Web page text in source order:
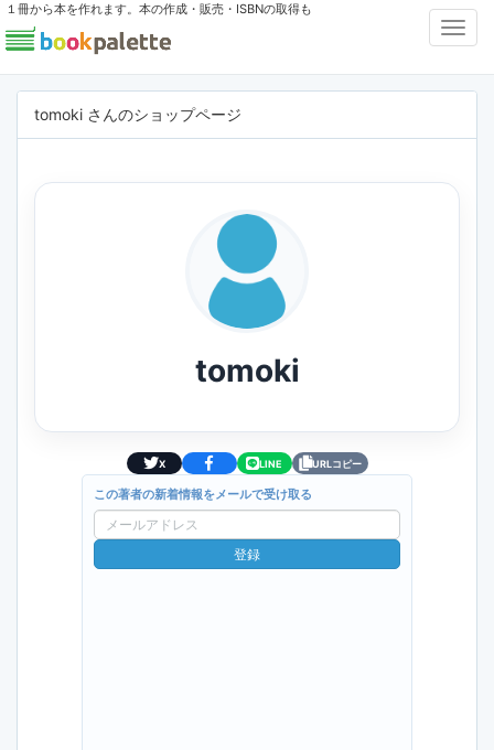
１冊から本を作れます。本の作成・販売・ISBNの取得も
tomoki さんのショップページ
tomoki
X LINE URLコピー
この著者の新着情報をメールで受け取る
ー
ル
登録